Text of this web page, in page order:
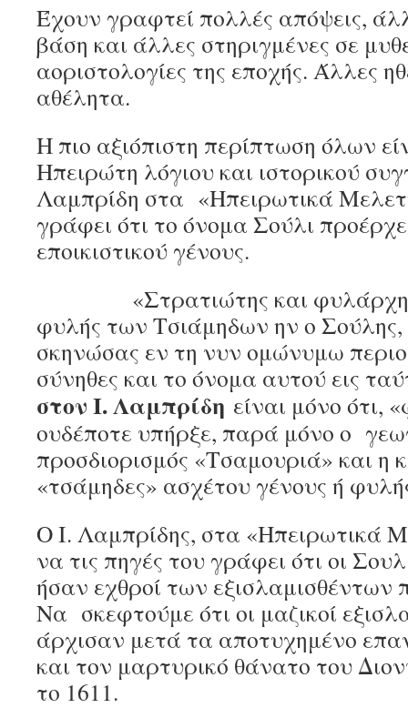
Έχουν γραφτεί πολλές απόψεις,
βάση και άλλες στηριγμένες σε
αοριστολογίες της εποχής. Άλλες
αθέλητα.
Η πιο αξιόπιστη περίπτωση όλων
Ηπειρώτη λόγιου και ιστορικού
Λαμπρίδη στα «Ηπειρωτικά
γράφει ότι το όνομα Σούλι
εποικιστικού γένους.
«Στρατιώτης και φυλάρχης
φυλής των Τσιάμηδων ην ο Σούλης,
σκηνώσας εν τη νυν ομώνυμω
σύνηθες και το όνομα αυτού εις
στον Ι. Λαμπρίδη είναι μόνο ότι,
ουδέποτε υπήρξε, παρά μόνο ο
προσδιορισμός «Τσαμουριά» και η
«τσάμηδες» ασχέτου γένους ή
Ο Ι. Λαμπρίδης, στα «Ηπειρωτικά
να τις πηγές του γράφει ότι οι
ήσαν εχθροί των εξισλαμισθέντων
Να σκεφτούμε ότι οι μαζικοί
άρχισαν μετά τα αποτυχημένο
και τον μαρτυρικό θάνατο του
το 1611.